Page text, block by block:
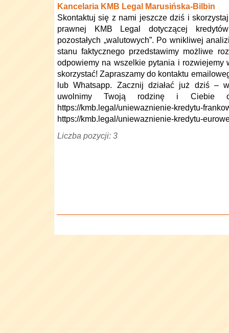
Kancelaria KMB Legal Marusińska-Bilbin
Skontaktuj się z nami jeszcze dziś i
prawnej KMB Legal dotyczącej
pozostałych „walutowych”. Po wnikliwej
stanu faktycznego przedstawimy możliwe
odpowiemy na wszelkie pytania i rozwiejemy
skorzystać! Zapraszamy do kontaktu
lub Whatsapp. Zacznij działać już dziś –
uwolnimy Twoją rodzinę i Ciebie
https://kmb.legal/uniewaznienie-kredytu-
https://kmb.legal/uniewaznienie-kredytu-
Liczba pozycji: 3